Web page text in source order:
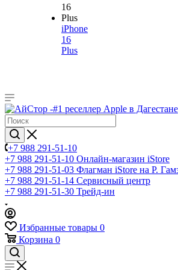
iPhone
16
Plus
+7 988 291-51-10
+7 988 291-51-10 Онлайн-магазин iStore
+7 988 291-51-03 Флагман iStore на Р.
+7 988 291-51-14 Сервисный центр
+7 988 291-51-30 Трейд-ин
Избранные товары 0
Корзина 0